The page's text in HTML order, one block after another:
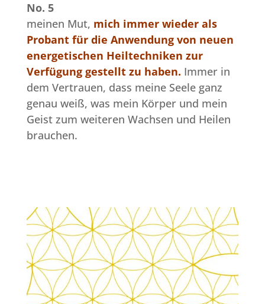
No. 5
meinen Mut, mich immer wieder als
Probant für die Anwendung von neuen
energetischen Heiltechniken zur
Verfügung gestellt zu haben. Immer in
dem Vertrauen, dass meine Seele ganz
genau weiß, was mein Körper und mein
Geist zum weiteren Wachsen und Heilen
brauchen.